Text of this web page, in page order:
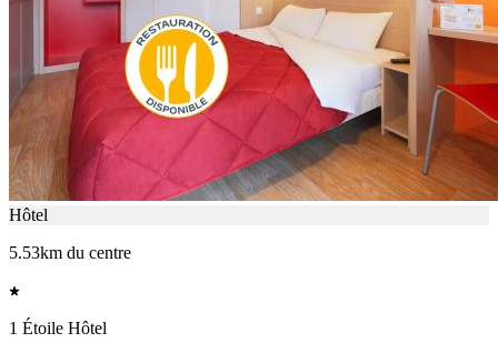
Hôtel
5.53km du centre
1 Étoile Hôtel